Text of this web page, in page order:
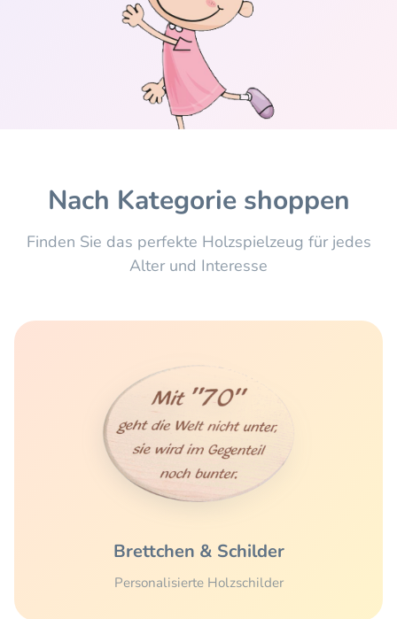
Nach Kategorie shoppen
Finden Sie das perfekte Holzspielzeug für jedes
Alter und Interesse
Brettchen & Schilder
Personalisierte Holzschilder